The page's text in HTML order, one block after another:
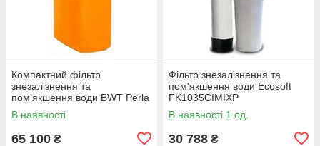
Компактний фільтр
знезалізнення та
пом'якшення води BWT Perla
Silk Ecomix
В наявності
65 100 ₴
Фільтр знезалізнення та
пом'якшення води Ecosoft
FK1035CIMIXP
В наявності 1 од.
30 788 ₴